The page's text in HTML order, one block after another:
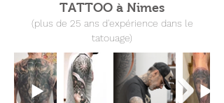
TATTOO à Nimes
(plus de 25 ans d'expérience dans le
tatouage)